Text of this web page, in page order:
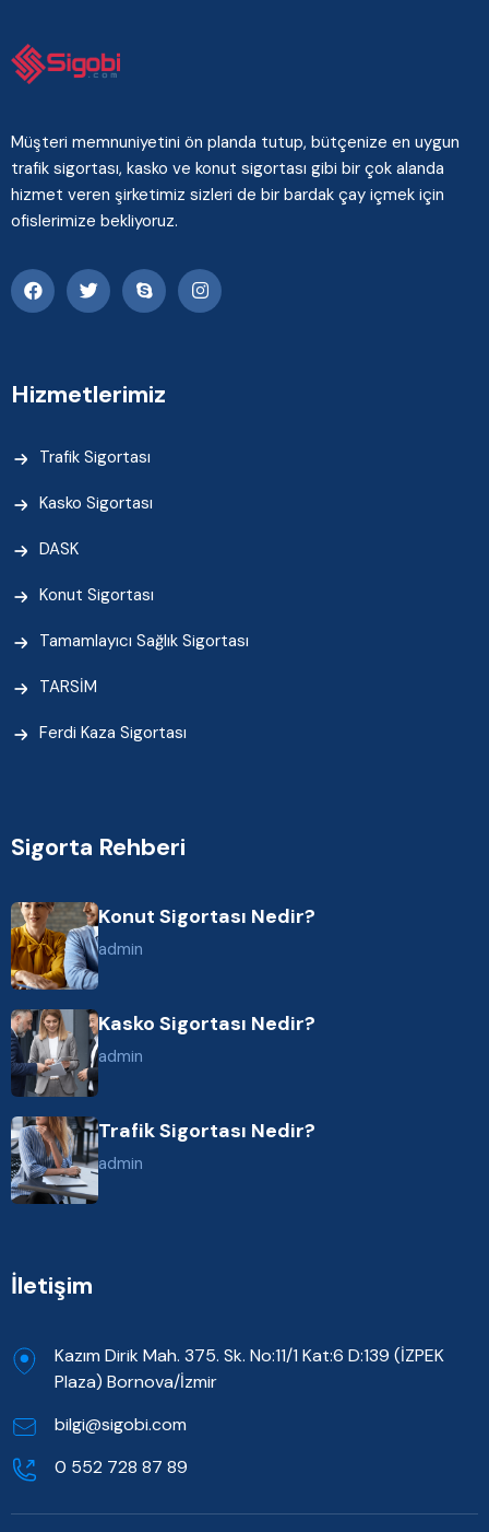
Müşteri memnuniyetini ön planda tutup, bütçenize en uygun
trafik sigortası, kasko ve konut sigortası gibi bir çok alanda
hizmet veren şirketimiz sizleri de bir bardak çay içmek için
ofislerimize bekliyoruz.
Hizmetlerimiz
Trafik Sigortası
Kasko Sigortası
DASK
Konut Sigortası
Tamamlayıcı Sağlık Sigortası
TARSİM
Ferdi Kaza Sigortası
Sigorta Rehberi
Konut Sigortası Nedir?
admin
Kasko Sigortası Nedir?
admin
Trafik Sigortası Nedir?
admin
İletişim
Kazım Dirik Mah. 375. Sk. No:11/1 Kat:6 D:139 (İZPEK
Plaza) Bornova/İzmir
bilgi@sigobi.com
0 552 728 87 89